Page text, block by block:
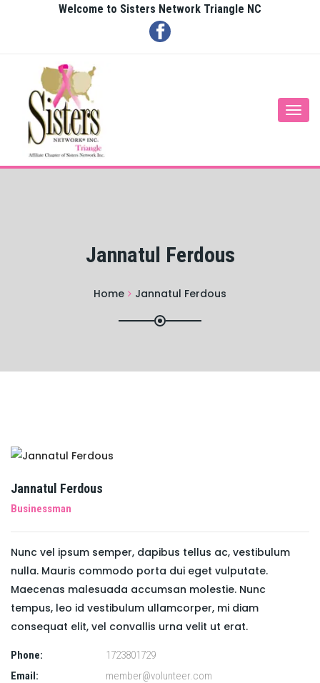
Welcome to Sisters Network Triangle NC
Jannatul Ferdous
Home Jannatul Ferdous
Jannatul Ferdous
Businessman
Nunc vel ipsum semper, dapibus tellus ac, vestibulum
nulla. Mauris commodo porta dui eget vulputate.
Maecenas malesuada accumsan molestie. Nunc
tempus, leo id vestibulum ullamcorper, mi diam
consequat elit, vel convallis urna velit ut erat.
Phone:
1723801729
Email:
member@volunteer.com